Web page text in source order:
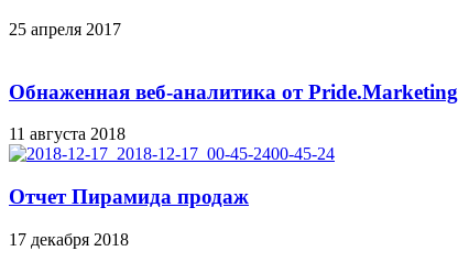
25 апреля 2017
Обнаженная веб-аналитика от Pride.Marketing
11 августа 2018
Отчет Пирамида продаж
17 декабря 2018